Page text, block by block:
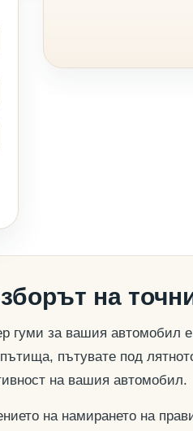
на
гуми за вашия автомобил
пътувате под
на вашия автомобил.
на намирането на